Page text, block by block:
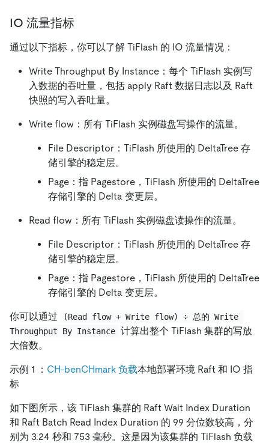
IO 流量指标
通过以下指标，你可以了解 TiFlash 的 IO 流量情况：
Write Throughput By Instance：每个 TiFlash 实例写
入数据的吞吐量，包括 apply Raft 数据日志以及 Raft
快照的写入吞吐量。
Write flow：所有 TiFlash 实例磁盘写操作的流量。
File Descriptor：TiFlash 所使用的 DeltaTree 存
储引擎的稳定层。
Page：指 Pagestore，TiFlash 所使用的 DeltaTree
存储引擎的 Delta 变更层。
Read flow：所有 TiFlash 实例磁盘读操作的流量。
File Descriptor：TiFlash 所使用的 DeltaTree 存
储引擎的稳定层。
Page：指 Pagestore，TiFlash 所使用的 DeltaTree
存储引擎的 Delta 变更层。
你可以通过
(Read flow + Write flow) ÷ 总的 Write
Throughput By Instance 计算出整个 TiFlash 集群的写放
大倍数。
示例 1 ： CH-benCHmark 负载本地部署环境 Raft 和 IO 指
标
如下图所示，该 TiFlash 集群的 Raft Wait Index Duration
和 Raft Batch Read Index Duration 的 99 分位数较高，分
别为 3.24 秒和 753 毫秒。这是因为该集群的 TiFlash 负载